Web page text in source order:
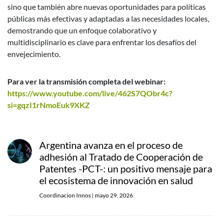
sino que también abre nuevas oportunidades para políticas
públicas más efectivas y adaptadas a las necesidades locales,
demostrando que un enfoque colaborativo y
multidisciplinario es clave para enfrentar los desafíos del
envejecimiento.
Para ver la transmisión completa del webinar:
https://www.youtube.com/live/462S7QObr4c?
si=gqzI1rNmoEuk9XKZ
Argentina avanza en el proceso de
adhesión al Tratado de Cooperación de
Patentes -PCT-: un positivo mensaje para
el ecosistema de innovación en salud
Coordinacion Innos | mayo 29, 2026